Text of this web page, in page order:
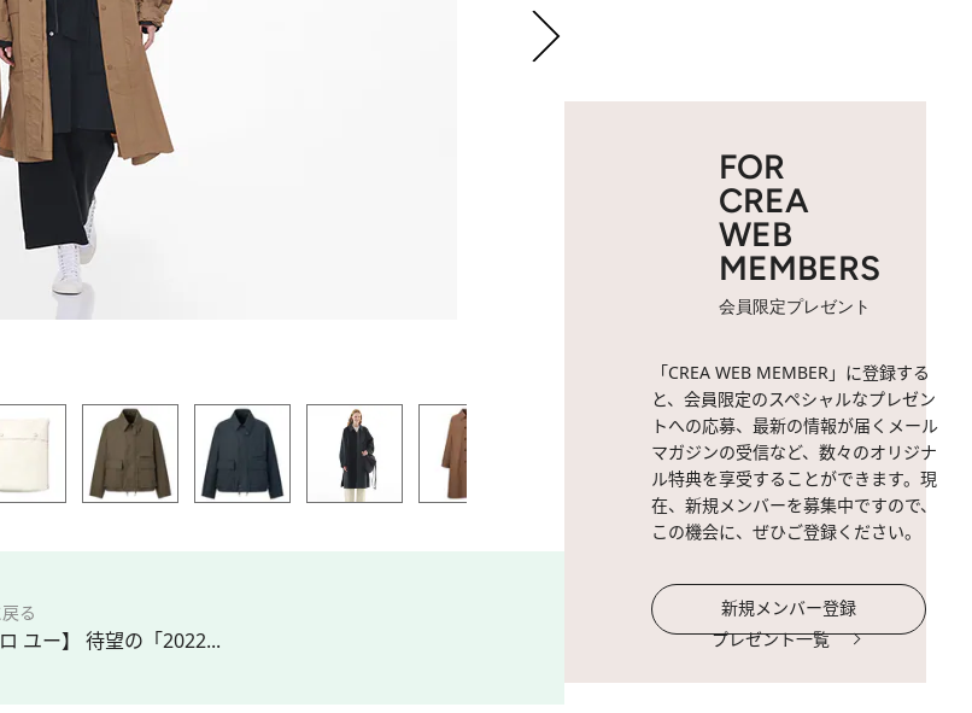
る
ユー】 待望の「2022...
FOR
CREA
WEB
MEMBERS
会員限定プレゼント
「CREA WEB MEMBER」に登録する
と、会員限定のスペシャルなプレゼン
トへの応募、最新の情報が届くメール
マガジンの受信など、数々のオリジナ
ル特典を享受することができます。現
在、新規メンバーを募集中ですので、
この機会に、ぜひご登録ください。
新規メンバー登録
プレゼント一覧